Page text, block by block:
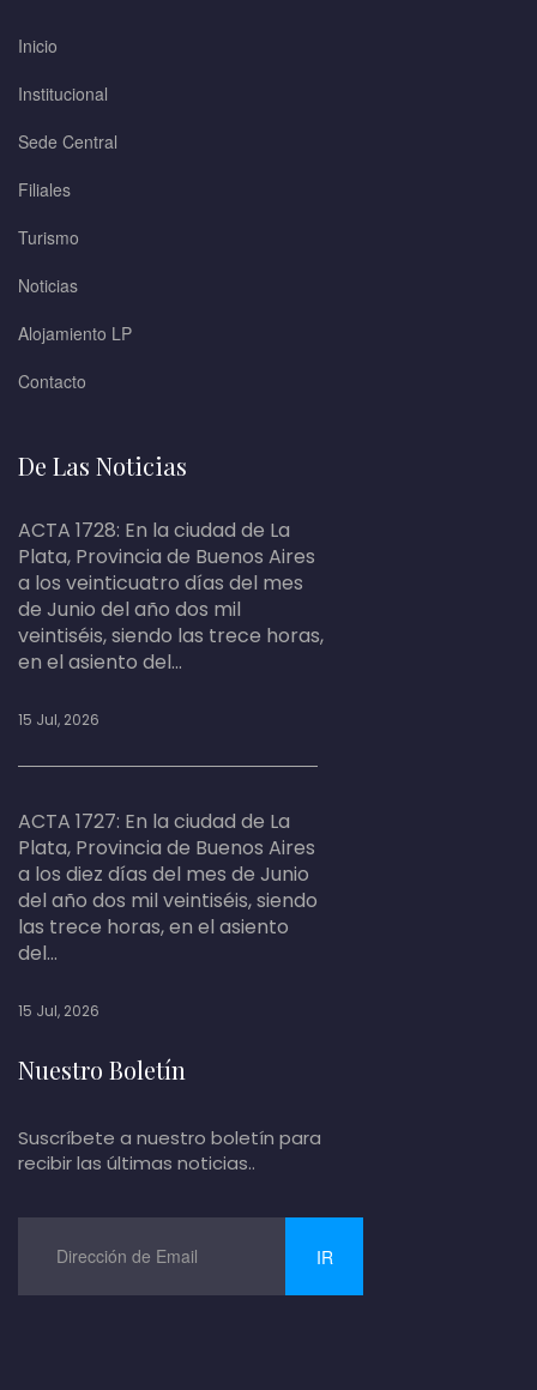
Inicio
Institucional
Sede Central
Filiales
Turismo
Noticias
Alojamiento LP
Contacto
De Las Noticias
ACTA 1728: En la ciudad de La
Plata, Provincia de Buenos Aires
a los veinticuatro días del mes
de Junio del año dos mil
veintiséis, siendo las trece horas,
en el asiento del...
15 Jul, 2026
ACTA 1727: En la ciudad de La
Plata, Provincia de Buenos Aires
a los diez días del mes de Junio
del año dos mil veintiséis, siendo
las trece horas, en el asiento
del...
15 Jul, 2026
Nuestro Boletín
Suscríbete a nuestro boletín para
recibir las últimas noticias..
IR